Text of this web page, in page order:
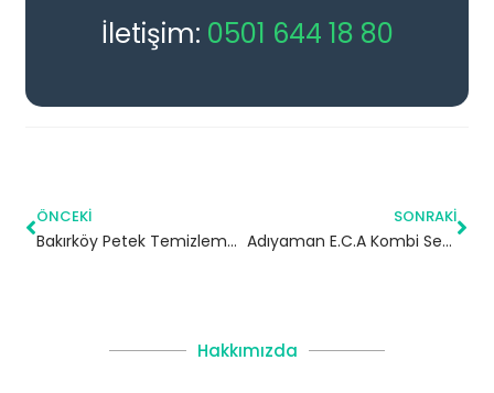
İletişim: 0501 644 18 80
ÖNCEKI
Bakırköy Petek Temizleme | İstanbul
SONRAKI
Adıyaman E.C.A Kombi Servisi
Hakkımızda